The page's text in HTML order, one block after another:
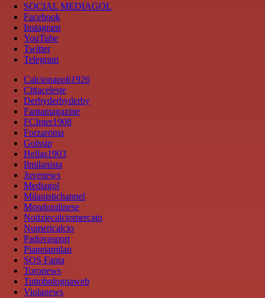
SOCIAL MEDIAGOL
Facebook
Instagram
YouTube
Twitter
Telegram
Calcionapoli1926
Cittaceleste
Derbyderbyderby
Fantamagazine
FCInter1908
Forzaroma
Golssip
Hellas1903
Ilmilanista
Juvenews
Mediagol
Milanistichannel
Mondoudinese
Notiziecalciomercato
Numericalcio
Padovasport
Pianetamilan
SOS Fanta
Toronews
Tuttobolognaweb
Violanews